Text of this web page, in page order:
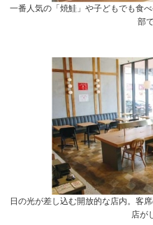
一番人気の「焼鮭」や子どもでも食
部
日の光が差し込む開放的な店内。客
店が